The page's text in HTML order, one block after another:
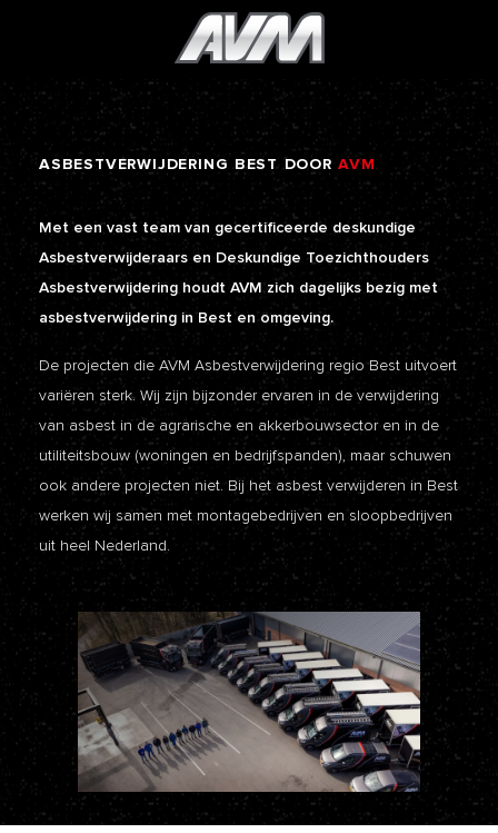
ASBESTVERWIJDERING BEST DOOR AVM
Met een vast team van gecertificeerde deskundige
Asbestverwijderaars en Deskundige Toezichthouders
Asbestverwijdering houdt AVM zich dagelijks bezig met
asbestverwijdering in Best en omgeving.
De projecten die AVM Asbestverwijdering regio Best uitvoert
variëren sterk. Wij zijn bijzonder ervaren in de verwijdering
van asbest in de agrarische en akkerbouwsector en in de
utiliteitsbouw (woningen en bedrijfspanden), maar schuwen
ook andere projecten niet. Bij het asbest verwijderen in Best
werken wij samen met montagebedrijven en sloopbedrijven
uit heel Nederland.